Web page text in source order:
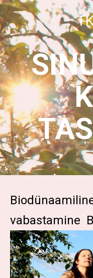
vabastamine